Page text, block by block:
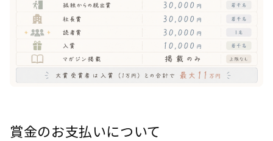
賞金のお支払いについて